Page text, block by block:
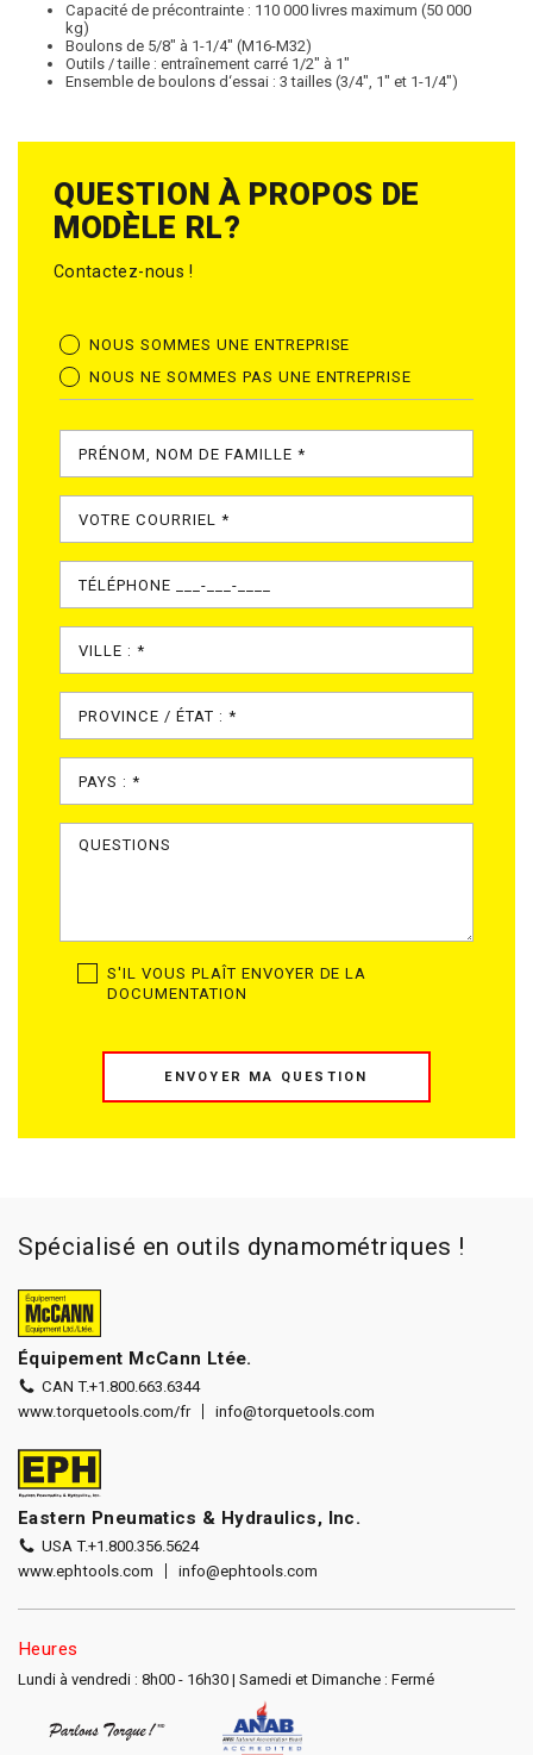
Capacité de précontrainte : 110 000 livres maximum (50 000
kg)
Boulons de 5/8″ à 1-1/4″ (M16-M32)
Outils / taille : entraînement carré 1/2″ à 1″
Ensemble de boulons d‘essai : 3 tailles (3/4″, 1″ et 1-1/4″)
QUESTION À PROPOS DE
MODÈLE RL?
Contactez-nous !
NOUS SOMMES UNE ENTREPRISE
NOUS NE SOMMES PAS UNE ENTREPRISE
S'IL VOUS PLAÎT ENVOYER DE LA
DOCUMENTATION
ENVOYER MA QUESTION
Spécialisé en outils dynamométriques !
Équipement McCann Ltée.
CAN T.+1.800.663.6344
www.torquetools.com/fr
info@torquetools.com
Eastern Pneumatics & Hydraulics, Inc.
USA T.+1.800.356.5624
www.ephtools.com
info@ephtools.com
Heures
Lundi à vendredi : 8h00 - 16h30 | Samedi et Dimanche : Fermé